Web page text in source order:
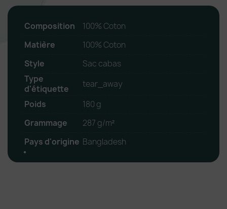
Composition
100% Coton
Matière
100% Coton
Style
Sac cabas
Type
d'étiquette
tear_away
Poids
180 g
Grammage
287 g/m²
Pays d'origine Bangladesh